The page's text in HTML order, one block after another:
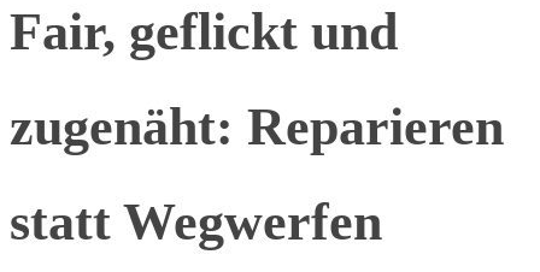
Fair, geflickt und
zugenäht: Reparieren
statt Wegwerfen